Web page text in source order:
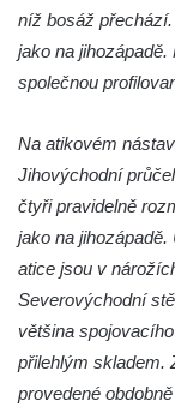
Bývalý
Kamenici
Severočeské
Vinice v Brné
Obřadní síň
Vltavou
Automatické
Sluneční
Hospodářský
Jablonném v
níž bosáž
jako na
společnou
Na atikovém
Jihovýchodní
čtyři pravidelně
jako na
atice jsou v
Severovýchodní
většina
přilehlým skladem.
provedené